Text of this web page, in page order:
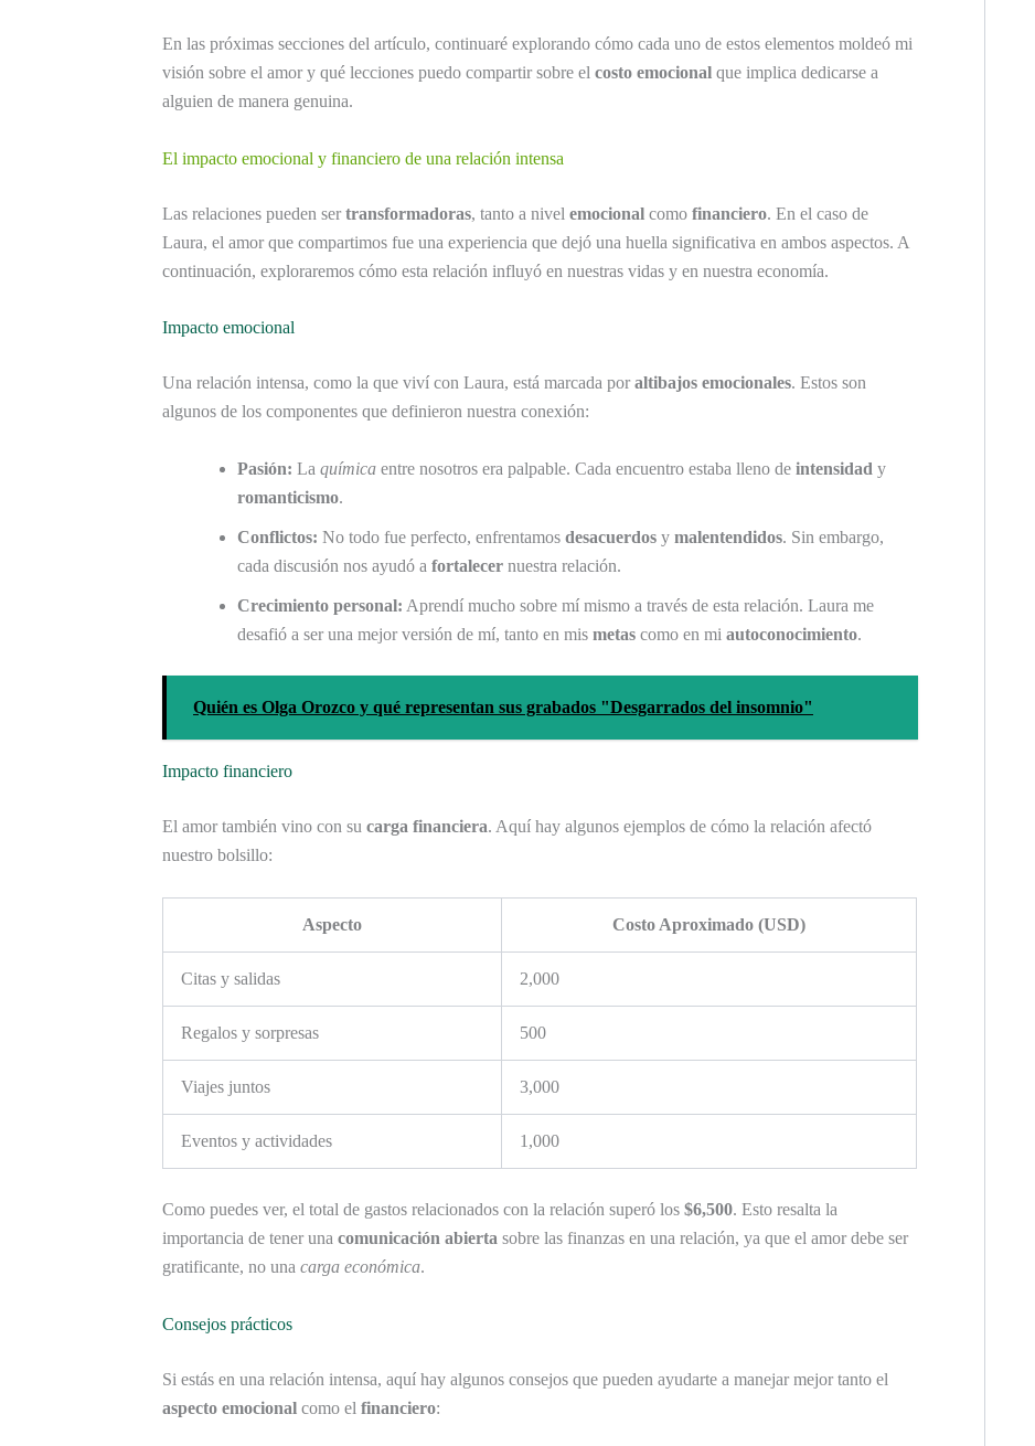
En las próximas secciones del artículo, continuaré explorando cómo cada uno de estos elementos moldeó mi
visión sobre el amor y qué lecciones puedo compartir sobre el costo emocional que implica dedicarse a
alguien de manera genuina.
El impacto emocional y financiero de una relación intensa
Las relaciones pueden ser transformadoras, tanto a nivel emocional como financiero. En el caso de
Laura, el amor que compartimos fue una experiencia que dejó una huella significativa en ambos aspectos. A
continuación, exploraremos cómo esta relación influyó en nuestras vidas y en nuestra economía.
Impacto emocional
Una relación intensa, como la que viví con Laura, está marcada por altibajos emocionales. Estos son
algunos de los componentes que definieron nuestra conexión:
Pasión: La química entre nosotros era palpable. Cada encuentro estaba lleno de intensidad y
romanticismo.
Conflictos: No todo fue perfecto, enfrentamos desacuerdos y malentendidos. Sin embargo,
cada discusión nos ayudó a fortalecer nuestra relación.
Crecimiento personal: Aprendí mucho sobre mí mismo a través de esta relación. Laura me
desafió a ser una mejor versión de mí, tanto en mis metas como en mi autoconocimiento.
Quién es Olga Orozco y qué representan sus grabados "Desgarrados del insomnio"
Impacto financiero
El amor también vino con su carga financiera. Aquí hay algunos ejemplos de cómo la relación afectó
nuestro bolsillo:
Aspecto Costo Aproximado (USD)
Citas y salidas 2,000
Regalos y sorpresas 500
Viajes juntos 3,000
Eventos y actividades 1,000
Como puedes ver, el total de gastos relacionados con la relación superó los $6,500. Esto resalta la
importancia de tener una comunicación abierta sobre las finanzas en una relación, ya que el amor debe ser
gratificante, no una carga económica.
Consejos prácticos
Si estás en una relación intensa, aquí hay algunos consejos que pueden ayudarte a manejar mejor tanto el
aspecto emocional como el financiero: